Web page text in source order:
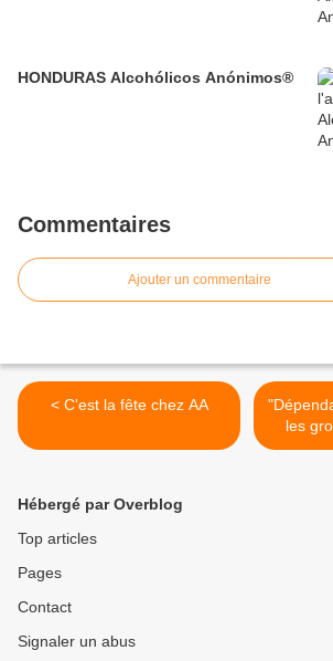
HONDURAS Alcohólicos Anónimos®
Commentaires
Ajouter un commentaire
< C'est la fête chez AA
les
Hébergé par Overblog
Top articles
Pages
Contact
Signaler un abus